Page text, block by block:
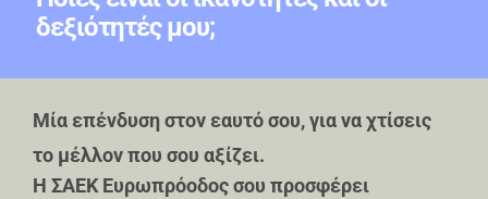
δεξιότητές μου;
Μία επένδυση στον εαυτό σου, για να χτίσεις
το μέλλον που σου αξίζει.
Η ΣΑΕΚ Ευρωπρόοδος σου προσφέρει